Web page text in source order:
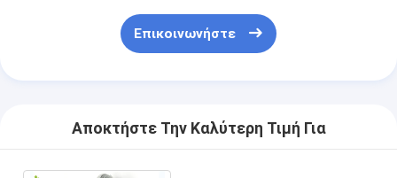
Επικοινωνήστε
Αποκτήστε Την Καλύτερη Τιμή Για